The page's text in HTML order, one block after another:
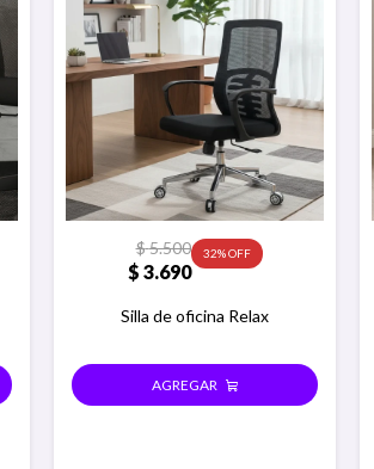
$ 3.690
$5.500 32
Silla de oficina Relax